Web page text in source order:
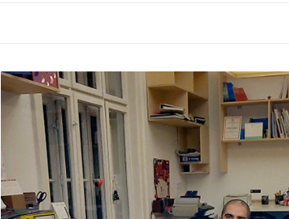
Wikimedia-